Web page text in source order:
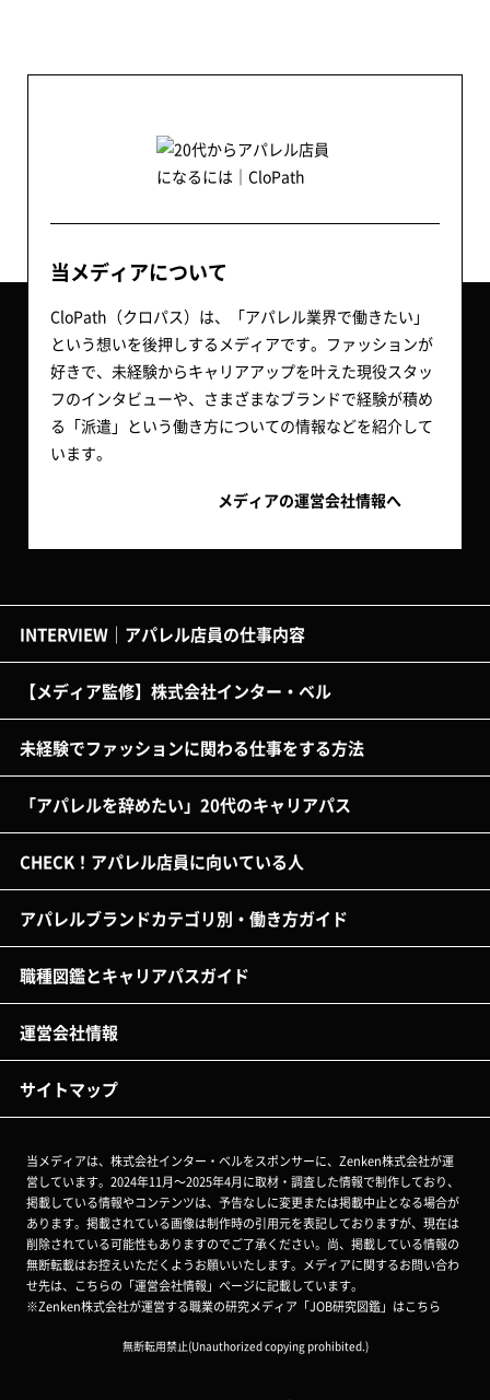
当メディアについて
CloPath（クロパス）は、「アパレル業界で働きたい」
という想いを後押しするメディアです。ファッションが
好きで、未経験からキャリアアップを叶えた現役スタッ
フのインタビューや、さまざまなブランドで経験が積め
る「派遣」という働き方についての情報などを紹介して
います。
メディアの運営会社情報へ
INTERVIEW｜アパレル店員の仕事内容
【メディア監修】株式会社インター・ベル
未経験でファッションに関わる仕事をする方法
「アパレルを辞めたい」20代のキャリアパス
CHECK！アパレル店員に向いている人
アパレルブランドカテゴリ別・働き方ガイド
職種図鑑とキャリアパスガイド
運営会社情報
サイトマップ
当メディアは、株式会社インター・ベルをスポンサーに、Zenken株式会社が運
営しています。2024年11月～2025年4月に取材・調査した情報で制作しており、
掲載している情報やコンテンツは、予告なしに変更または掲載中止となる場合が
あります。掲載されている画像は制作時の引用元を表記しておりますが、現在は
削除されている可能性もありますのでご了承ください。尚、掲載している情報の
無断転載はお控えいただくようお願いいたします。メディアに関するお問い合わ
せ先は、こちらの 「運営会社情報」ページに記載しています。
※Zenken株式会社が運営する職業の研究メディア「JOB研究図鑑」はこちら
無断転用禁止(Unauthorized copying prohibited.)